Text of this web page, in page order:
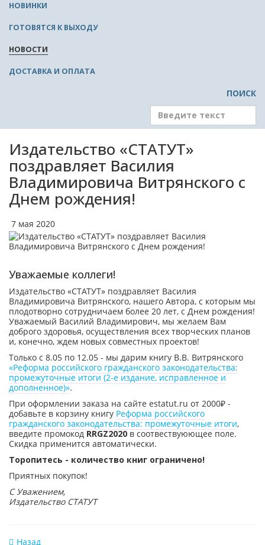
НОВИНКИ
ГОТОВЯТСЯ К ВЫХОДУ
НОВОСТИ
ДОСТАВКА И ОПЛАТА
ПОИСК
Издательство «СТАТУТ»
поздравляет Василия
Владимировича Витрянского с
Днем рождения!
7 мая 2020
Уважаемые коллеги!
Издательство «СТАТУТ» поздравляет Василия
Владимировича Витрянского, нашего Автора, с которым мы
плодотворно сотрудничаем более 20 лет, с Днем рождения!
Уважаемый Василий Владимирович, мы желаем Вам
доброго здоровья, осуществления всех творческих планов
и, конечно, ждем новых совместных проектов!
Только с 8.05 по 12.05 - мы дарим книгу В.В. Витрянского
«Реформа российского гражданского законодательства:
промежуточные итоги (2-е издание, исправленное и
дополненное)».
При оформлении заказа на сайте estatut.ru от 2000₽ -
добавьте в корзину книгу Реформа российского
гражданского законодательства: промежуточные итоги,
введите промокод RRGZ2020 в соотвествуюющее поле.
Скидка применится автоматически.
Торопитесь - количество книг ограничено!
Приятных покупок!
С Уважением,
Издательство СТАТУТ
Назад